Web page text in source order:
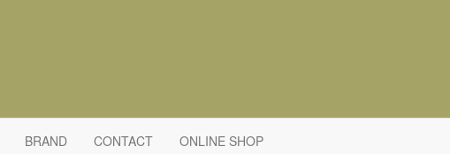
BRAND CONTACT ONLINE SHOP